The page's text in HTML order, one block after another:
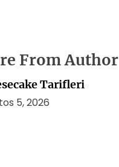
From Author
Tarifleri
5, 2026